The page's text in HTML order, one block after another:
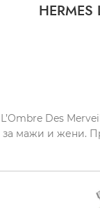
L’Ombre Des
за мажи и жени.